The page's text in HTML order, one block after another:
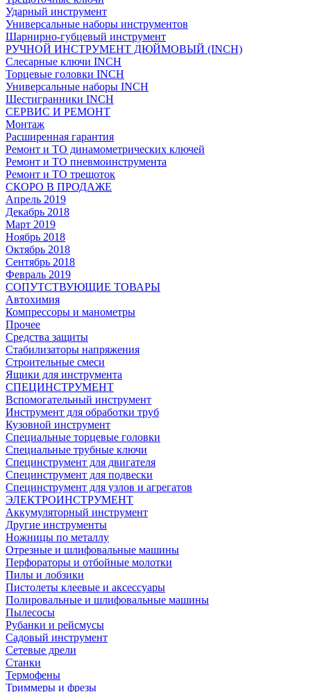
Ударный инструмент
Универсальные наборы инструментов
Шарнирно-губцевый инструмент
РУЧНОЙ ИНСТРУМЕНТ ДЮЙМОВЫЙ (INCH)
Слесарные ключи INCH
Торцевые головки INCH
Универсальные наборы INCH
Шестигранники INCH
СЕРВИС И РЕМОНТ
Монтаж
Расширенная гарантия
Ремонт и ТО динамометрических ключей
Ремонт и ТО пневмоинструмента
Ремонт и ТО трещоток
СКОРО В ПРОДАЖЕ
Апрель 2019
Декабрь 2018
Март 2019
Ноябрь 2018
Октябрь 2018
Сентябрь 2018
Февраль 2019
СОПУТСТВУЮЩИЕ ТОВАРЫ
Автохимия
Компрессоры и манометры
Прочее
Средства защиты
Стабилизаторы напряжения
Строительные смеси
Ящики для инструмента
СПЕЦИНСТРУМЕНТ
Вспомогательный инструмент
Инструмент для обработки труб
Кузовной инструмент
Специальные торцевые головки
Специальные трубные ключи
Специнструмент для двигателя
Специнструмент для подвески
Специнструмент для узлов и агрегатов
ЭЛЕКТРОИНСТРУМЕНТ
Аккумуляторный инструмент
Другие инструменты
Ножницы по металлу
Отрезные и шлифовальные машины
Перфораторы и отбойные молотки
Пилы и лобзики
Пистолеты клеевые и аксессуары
Полировальные и шлифовальные машины
Пылесосы
Рубанки и рейсмусы
Садовый инструмент
Сетевые дрели
Станки
Термофены
Триммеры и фрезы